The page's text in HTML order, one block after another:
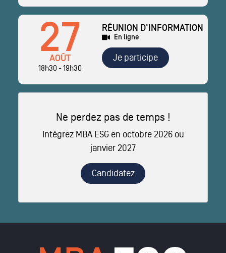
27
AOÛT
18h30 - 19h30
RÉUNION D'INFORMATION
En ligne
Je participe
Ne perdez pas de temps !
Intégrez MBA ESG en octobre 2026 ou
janvier 2027
Candidatez